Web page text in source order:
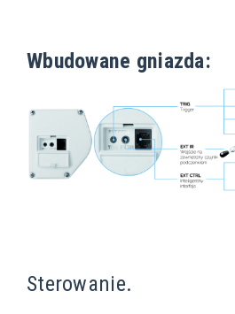
Wbudowane gniazda:
Sterowanie.